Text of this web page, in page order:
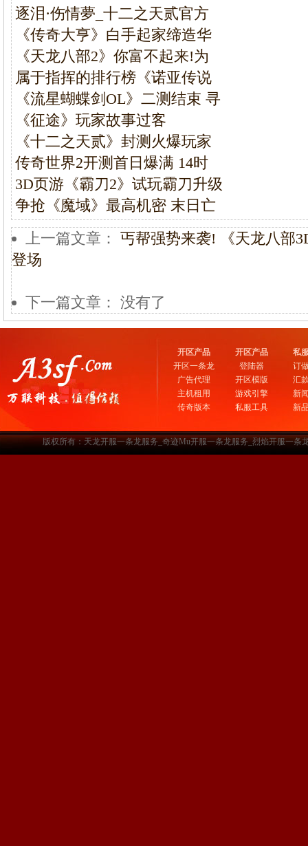
逐泪·伤情夢_十二之天贰官方
《传奇大亨》白手起家缔造华
《天龙八部2》你富不起来!为
属于指挥的排行榜《诺亚传说
《流星蝴蝶剑OL》二测结束 寻
《征途》玩家故事过客
《十二之天贰》封测火爆玩家
传奇世界2开测首日爆满 14时
3D页游《霸刀2》试玩霸刀升级
争抢《魔域》最高机密 末日亡
上一篇文章： 丐帮强势来袭! 《天龙八部
登场
下一篇文章： 没有了
开区产品
开区一条龙
广告代理
主机租用
传奇版本
开区产品
登陆器
开区模版
游戏引擎
私服工具
私
订
汇
新
新
版权所有：天龙开服一条龙服务_奇迹Mu开服一条龙服务_烈焰开服一条